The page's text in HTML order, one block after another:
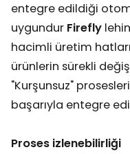
entegre edildiği
uygundur Firefly
hacimli üretim
ürünlerin sürekli
"Kurşunsuz"
başarıyla entegre
Proses izlenebilirliği